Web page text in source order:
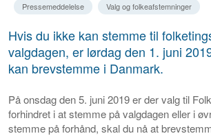
Pressemeddelelse Valg og folkeafstemninger
Hvis du ikke kan stemme til
valgdagen, er lørdag den 1. juni
kan brevstemme i Danmark.
På onsdag den 5. juni 2019 er der valg til
forhindret i at stemme på valgdagen eller i
stemme på forhånd, skal du nå at